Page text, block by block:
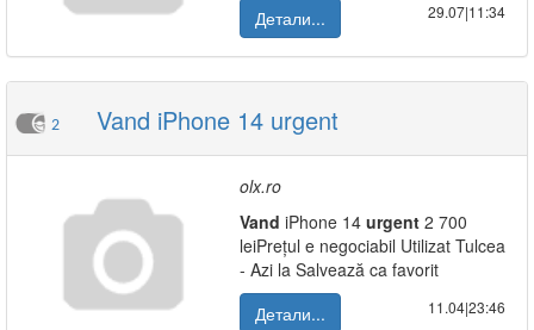
Детали...
29.07|11:34
2 Vand iPhone 14 urgent
olx.ro
Vand iPhone 14 urgent 2 700
leiPrețul e negociabil Utilizat Tulcea
- Azi la Salvează ca favorit
Детали...
11.04|23:46